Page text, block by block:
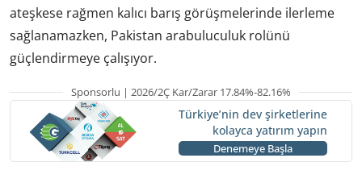
ateşkese rağmen kalıcı barış görüşmelerinde ilerleme
sağlanamazken, Pakistan arabuluculuk rolünü
güçlendirmeye çalışıyor.
Sponsorlu | 2026/2Ç Kar/Zarar 17.84%-82.16%
Türkiye’nin dev şirketlerine
kolayca yatırım yapın
Denemeye Başla